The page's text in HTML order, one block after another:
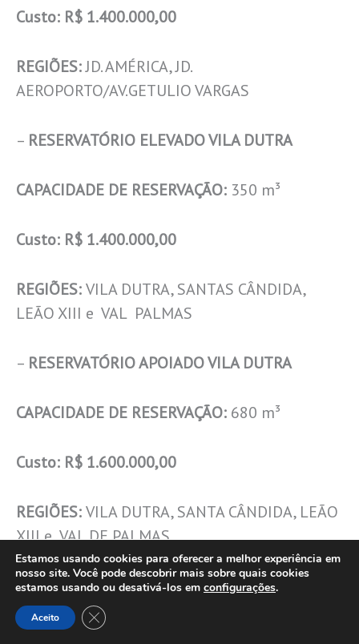
Custo: R$ 1.400.000,00
REGIÕES:JD. AMÉRICA, JD.
AEROPORTO/AV.GETULIO VARGAS
– RESERVATÓRIO ELEVADO VILA DUTRA
CAPACIDADE DE RESERVAÇÃO: 350 m³
Custo: R$ 1.400.000,00
REGIÕES:VILA DUTRA, SANTAS CÂNDIDA,
LEÃO XIII e VAL PALMAS
– RESERVATÓRIO APOIADO VILA DUTRA
CAPACIDADE DE RESERVAÇÃO: 680 m³
Custo: R$ 1.600.000,00
REGIÕES:VILA DUTRA, SANTA CÂNDIDA, LEÃO
XIII e VAL DE PALMAS
-RESERVATÓRIO APOIADO JD. IMPERIAL
CAPACIDADE DE RESERVAÇÃO:
Estamos usando cookies para oferecer a melhor experiência em
nosso site. Você pode descobrir mais sobre quais cookies
estamos usando ou desativá-los em configurações.
Aceito Close GDPR Cookie Banner